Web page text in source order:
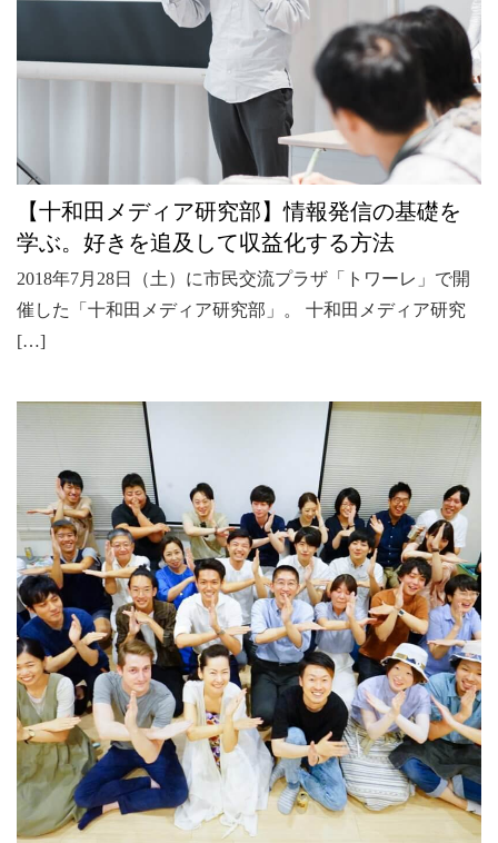
【十和田メディア研究部】情報発信の基礎を
学ぶ。好きを追及して収益化する方法
2018年7月28日（土）に市民交流プラザ「トワーレ」で開
催した「十和田メディア研究部」。 十和田メディア研究
[…]